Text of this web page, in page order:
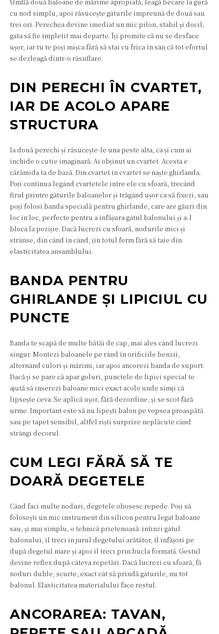
cu nod simplu, apoi răsucește gâturile împreună de două sau
trei ori. Perechea devine imediat un mic pilon, stabil și docil,
gata să fie împletit mai departe. Îți promite că nu se desface
ușor, iar tu te poți mișca fără să stai cu frica în sân că tot efortul
se dezleagă dintr-o răsuflare.
DIN PERECHI ÎN CVARTET,
IAR DE ACOLO APARE
STRUCTURA
Ia două perechi și răsucește-le una peste alta, ca și cum ai
închide o cutie imaginară. Ai obținut un cvartet. Acesta e
cărămida ta de bază. Din cvartet în cvartet se naște ghirlanda.
Poți continua legând cvartetele între ele cu sfoară, trecând
firul printre gâturile baloanelor și trăgând ușor ca să fixezi, sau
poți folosi banda specială pentru ghirlande, care are găuri din
loc în loc, perfecte pentru a înfășura gâtul balonului și a-l
bloca la poziție. Dacă lucrezi cu sfoară, nodurile mici și
strânse, din când în când, țin totul ferm fără să taie din
elasticitatea ansamblului.
BANDA PENTRU
GHIRLANDE ȘI LIPICIUL CU
PUNCTE
Banda te scapă de multe bătăi de cap, mai ales când lucrezi
singur. Montezi baloanele pe rând în orificiile benzii,
alternând culori și mărimi, iar apoi ancorezi banda de suport.
Dacă ți se pare că apar goluri, punctele de lipici special te
ajută să inserezi baloane mici exact acolo unde simți că
lipsește ceva. Se aplică ușor, fără dezordine, și se scot fără
urme. Important este să nu lipești balon pe vopsea proaspătă
sau pe tapet sensibil, altfel riști surprize neplăcute când
strângi decorul.
CUM LEGI FĂRĂ SĂ TE
DOARĂ DEGETELE
Când faci multe noduri, degetele obosesc repede. Poți să
folosești un mic instrument din silicon pentru legat baloane
sau, și mai simplu, o tehnică prietenoasă: întinzi gâtul
balonului, îl treci în jurul degetului arătător, îl înfășori pe
după degetul mare și apoi îl treci prin bucla formată. Gestul
devine reflex după câteva repetări. Dacă lucrezi cu sfoară, fă
noduri duble, scurte, exact cât să prindă gâturile, nu tot
balonul. Elasticitatea materialului face restul.
ANCORAREA: TAVAN,